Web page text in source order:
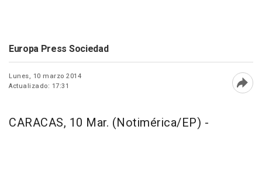
Europa Press Sociedad
Lunes, 10 marzo 2014
Actualizado: 17:31
CARACAS, 10 Mar. (Notimérica/EP) -